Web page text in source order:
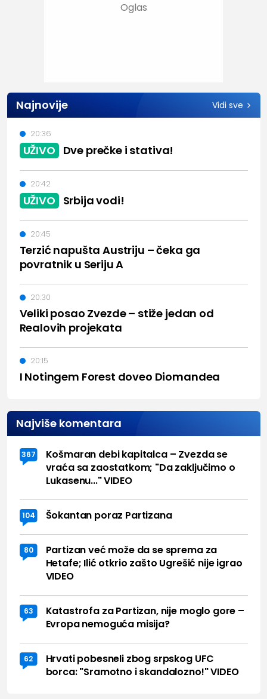
Najnovije Vidi sve
UŽIVO Dve prečke i stativa!
20:36
UŽIVO Srbija vodi!
20:42
Terzić napušta Austriju – čeka ga
povratnik u Seriju A
20:45
Veliki posao Zvezde – stiže jedan od
Realovih projekata
20:30
I Notingem Forest doveo Diomandea
20:15
Najviše komentara
367
Košmaran debi kapitalca – Zvezda se
vraća sa zaostatkom; "Da zaključimo o
Lukasenu..." VIDEO
104 Šokantan poraz Partizana
80
Partizan već može da se sprema za
Hetafe; Ilić otkrio zašto Ugrešić nije igrao
VIDEO
63
Katastrofa za Partizan, nije moglo gore –
Evropa nemoguća misija?
62
Hrvati pobesneli zbog srpskog UFC
borca: "Sramotno i skandalozno!" VIDEO